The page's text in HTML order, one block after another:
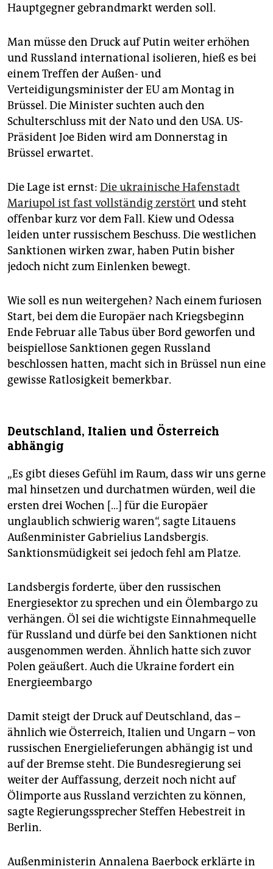
Hauptgegner gebrandmarkt werden soll.
Man müsse den Druck auf Putin weiter erhöhen
und Russland international isolieren, hieß es bei
einem Treffen der Außen- und
Verteidigungsminister der EU am Montag in
Brüssel. Die Minister suchten auch den
Schulterschluss mit der Nato und den USA. US-
Präsident Joe Biden wird am Donnerstag in
Brüssel erwartet.
Die Lage ist ernst: Die ukrainische Hafenstadt
Mariupol ist fast vollständig zerstört und steht
offenbar kurz vor dem Fall. Kiew und Odessa
leiden unter russischem Beschuss. Die westlichen
Sanktionen wirken zwar, haben Putin bisher
jedoch nicht zum Einlenken bewegt.
Wie soll es nun weitergehen? Nach einem furiosen
Start, bei dem die Europäer nach Kriegsbeginn
Ende Februar alle Tabus über Bord geworfen und
beispiellose Sanktionen gegen Russland
beschlossen hatten, macht sich in Brüssel nun eine
gewisse Ratlosigkeit bemerkbar.
Deutschland, Italien und Österreich
abhängig
„Es gibt dieses Gefühl im Raum, dass wir uns gerne
mal hinsetzen und durchatmen würden, weil die
ersten drei Wochen […] für die Europäer
unglaublich schwierig waren“, sagte Litauens
Außenminister Gabrielius Landsbergis.
Sanktionsmüdigkeit sei jedoch fehl am Platze.
Landsbergis forderte, über den russischen
Energiesektor zu sprechen und ein Ölembargo zu
verhängen. Öl sei die wichtigste Einnahmequelle
für Russland und dürfe bei den Sanktionen nicht
ausgenommen werden. Ähnlich hatte sich zuvor
Polen geäußert. Auch die Ukraine fordert ein
Energieembargo
Damit steigt der Druck auf Deutschland, das –
ähnlich wie Österreich, Italien und Ungarn – von
russischen Energielieferungen abhängig ist und
auf der Bremse steht. Die Bundesregierung sei
weiter der Auffassung, derzeit noch nicht auf
Ölimporte aus Russland verzichten zu können,
sagte Regierungssprecher Steffen Hebestreit in
Berlin.
Außenministerin Annalena Baer­bock erklärte in